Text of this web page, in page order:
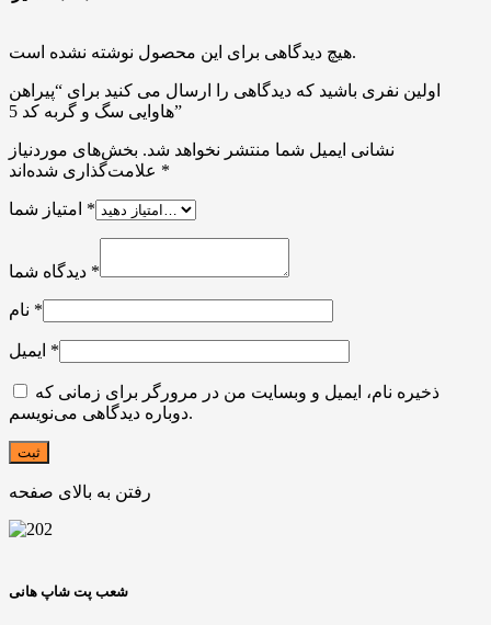
هیچ دیدگاهی برای این محصول نوشته نشده است.
اولین نفری باشید که دیدگاهی را ارسال می کنید برای “پیراهن
هاوایی سگ و گربه کد 5”
نشانی ایمیل شما منتشر نخواهد شد. بخش‌های موردنیاز
*
*
*
*
*
ذخیره نام، ایمیل و وبسایت من در مرورگر برای زمانی که
دوباره دیدگاهی می‌نویسم.
رفتن به بالای صفحه
شعب پت شاپ هانی